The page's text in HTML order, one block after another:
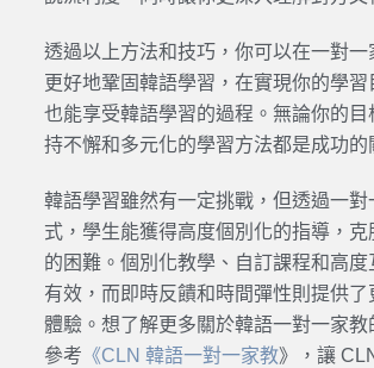
透過以上方法和技巧，你可以在一對一
更好地鞏固韓語學習，在實現你的學習
也能享受韓語學習的過程。無論你的目
持不懈和多元化的學習方法都是成功的
韓語學習雖然有一定挑戰，但透過一對
式，學生能獲得高度個別化的指導，克
的困難。個別化教學、自訂課程和高度
有效，而即時反饋和時間彈性則提供了
體驗。想了解更多關於韓語一對一家教
參考 《CLN 韓語一對一家教》，讓